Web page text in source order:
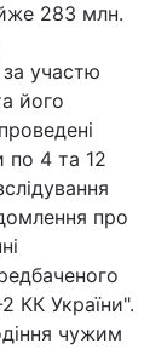
283 млн.
за участю
його
по 4 та 12
про
КК України".
чужим